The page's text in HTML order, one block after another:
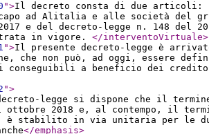
">Il decreto consta di due articoli:
capo ad Alitalia e alle società
e del decreto-legge n. 148 del
in vigore. </interventoVirtuale>
">Il presente decreto-legge è
che non può, ad oggi, essere
conseguibili a beneficio dei
">
legge si dispone che il
2018 e, al contempo, il
è stabilito in via unitaria per le
</emphasis>